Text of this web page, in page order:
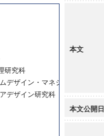
研究科
デザイン・マネジメント研究科
デザイン研究科
本文
本文公開日